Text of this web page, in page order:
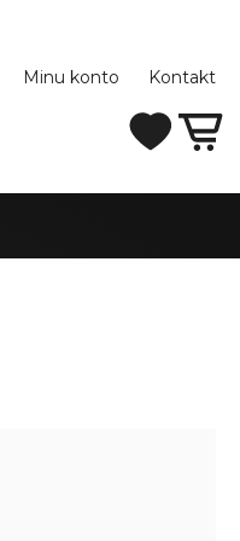
Minu konto Kontakt